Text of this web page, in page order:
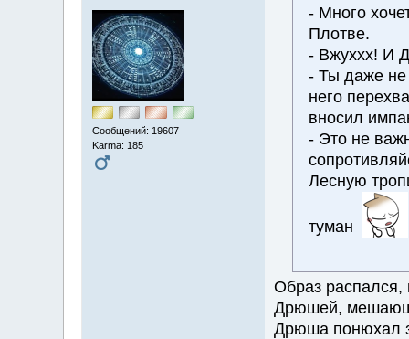
Сообщений: 19607
Karma: 185
- Много
Плотве.
- Вжуххх! И
- Ты даже
него
вносил
- Это не
Лесную
туман
Образ распался,
Дрюшей,
Дрюша понюхал